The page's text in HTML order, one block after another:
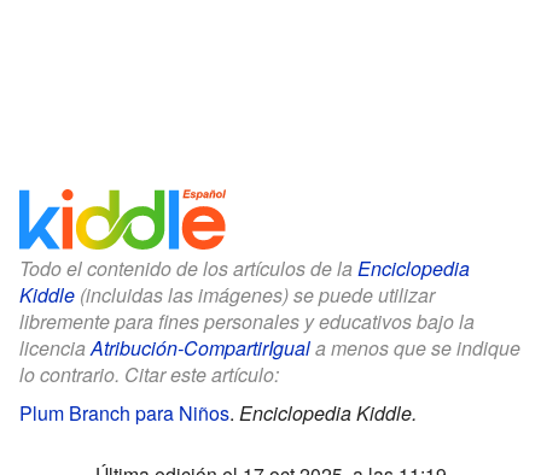
Todo el contenido de los artículos de la Enciclopedia
Kiddle (incluidas las imágenes) se puede utilizar
libremente para fines personales y educativos bajo la
licenciaAtribución-CompartirIguala menos que se indique
lo contrario. Citar este artículo:
Plum Branch para Niños. Enciclopedia Kiddle.